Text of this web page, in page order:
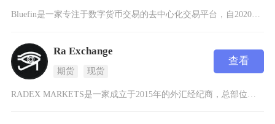
Bluefin是一家专注于数字货币交易的去中心化交易平台，自2020年成立以来已经发展成为
Ra Exchange
期货 现货
查看